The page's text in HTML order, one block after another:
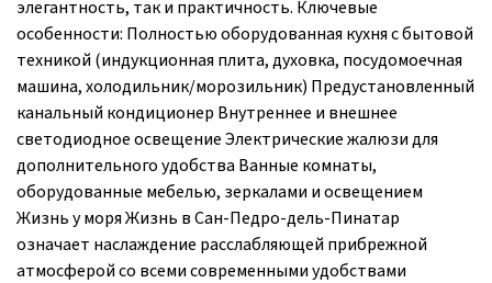
элегантность, так и практичность. Ключевые
особенности: Полностью оборудованная кухня с бытовой
техникой (индукционная плита, духовка, посудомоечная
машина, холодильник/морозильник) Предустановленный
канальный кондиционер Внутреннее и внешнее
светодиодное освещение Электрические жалюзи для
дополнительного удобства Ванные комнаты,
оборудованные мебелью, зеркалами и освещением
Жизнь у моря Жизнь в Сан-Педро-дель-Пинатар
означает наслаждение расслабляющей прибрежной
атмосферой со всеми современными удобствами